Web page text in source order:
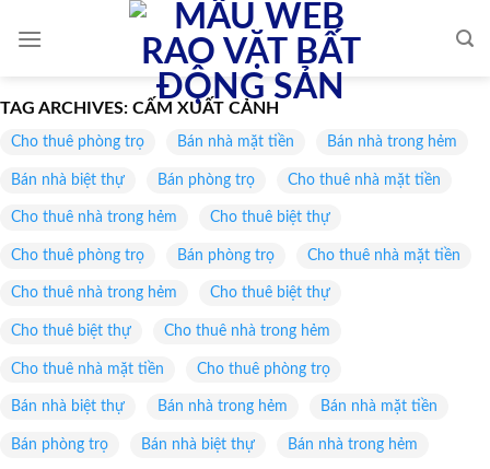
TAG ARCHIVES: CẤM XUẤT CẢNH
Cho thuê phòng trọ Bán nhà mặt tiền Bán nhà trong hẻm
Bán nhà biệt thự Bán phòng trọ Cho thuê nhà mặt tiền
Cho thuê nhà trong hẻm Cho thuê biệt thự
Cho thuê phòng trọ Bán phòng trọ Cho thuê nhà mặt tiền
Cho thuê nhà trong hẻm Cho thuê biệt thự
Cho thuê biệt thự Cho thuê nhà trong hẻm
Cho thuê nhà mặt tiền Cho thuê phòng trọ
Bán nhà biệt thự Bán nhà trong hẻm Bán nhà mặt tiền
Bán phòng trọ Bán nhà biệt thự Bán nhà trong hẻm